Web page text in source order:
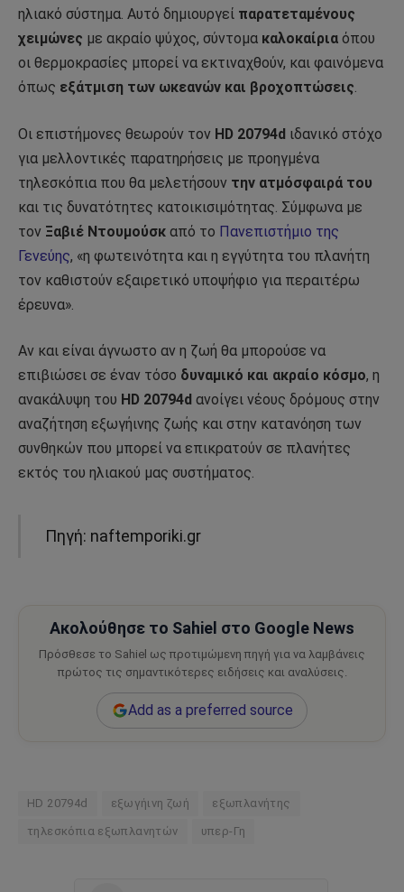
ηλιακό σύστημα. Αυτό δημιουργεί παρατεταμένους
χειμώνες με ακραίο ψύχος, σύντομα καλοκαίρια όπου
οι θερμοκρασίες μπορεί να εκτιναχθούν, και φαινόμενα
όπως εξάτμιση των ωκεανών και βροχοπτώσεις.
Οι επιστήμονες θεωρούν τον HD 20794d ιδανικό στόχο
για μελλοντικές παρατηρήσεις με προηγμένα
τηλεσκόπια που θα μελετήσουν την ατμόσφαιρά του
και τις δυνατότητες κατοικισιμότητας. Σύμφωνα με
τον Ξαβιέ Ντουμούσκ από το Πανεπιστήμιο της
Γενεύης, «η φωτεινότητα και η εγγύτητα του πλανήτη
τον καθιστούν εξαιρετικό υποψήφιο για περαιτέρω
έρευνα».
Αν και είναι άγνωστο αν η ζωή θα μπορούσε να
επιβιώσει σε έναν τόσο δυναμικό και ακραίο κόσμο, η
ανακάλυψη του HD 20794d ανοίγει νέους δρόμους στην
αναζήτηση εξωγήινης ζωής και στην κατανόηση των
συνθηκών που μπορεί να επικρατούν σε πλανήτες
εκτός του ηλιακού μας συστήματος.
Πηγή: naftemporiki.gr
Ακολούθησε το Sahiel στο Google News
Πρόσθεσε το Sahiel ως προτιμώμενη πηγή για να λαμβάνεις
πρώτος τις σημαντικότερες ειδήσεις και αναλύσεις.
Add as a preferred source
HD 20794d εξωγήινη ζωή εξωπλανήτης
τηλεσκόπια εξωπλανητών υπερ-Γη